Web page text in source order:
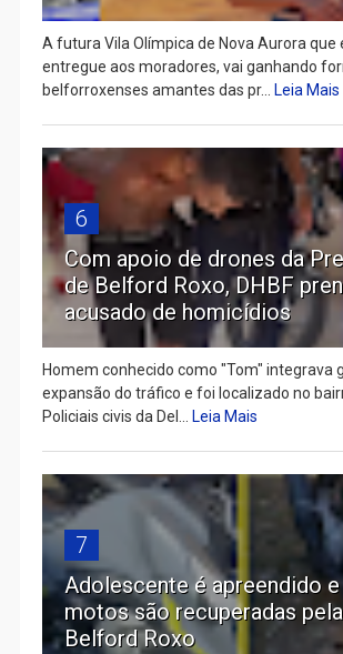
A futura Vila Olímpica de Nova Aurora que
entregue aos moradores, vai ganhando
belforroxenses amantes das pr... Leia Mais
6
Com apoio de drones da
de Belford Roxo, DHBF
acusado de homicídios
Homem conhecido como "Tom" integrava
expansão do tráfico e foi localizado no
Policiais civis da Del... Leia Mais
7
Adolescente é apreendido
motos são recuperadas
Belford Roxo